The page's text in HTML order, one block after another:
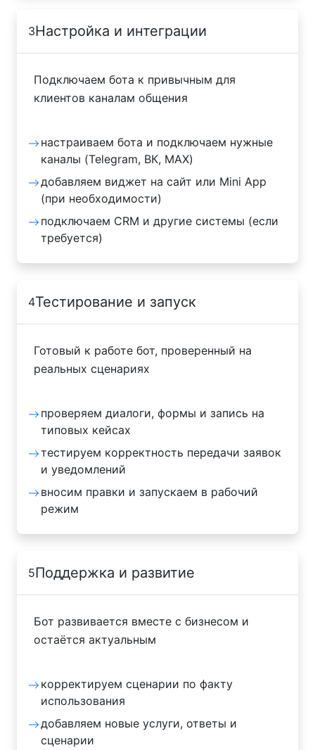
3Настройка и интеграции
Подключаем бота к привычным для
клиентов каналам общения
настраиваем бота и подключаем нужные
каналы (Telegram, ВК, MAX)
добавляем виджет на сайт или Mini App
(при необходимости)
подключаем CRM и другие системы (если
требуется)
4Тестирование и запуск
Готовый к работе бот, проверенный на
реальных сценариях
проверяем диалоги, формы и запись на
типовых кейсах
тестируем корректность передачи заявок
и уведомлений
вносим правки и запускаем в рабочий
режим
5Поддержка и развитие
Бот развивается вместе с бизнесом и
остаётся актуальным
корректируем сценарии по факту
использования
добавляем новые услуги, ответы и
сценарии